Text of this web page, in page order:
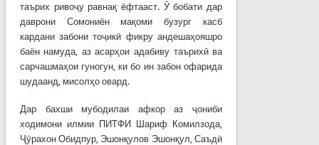
таърих ривоҷу равнақ ёфтааст. Ӯ бобати дар
даврони Сомониён мақоми бузург касб
кардани забони тоҷикӣ фикру андешаҳояшро
баён намуда, аз асарҳои адабиву таърихӣ ва
сарчашмаҳои гуногун, ки бо ин забон офарида
шудаанд, мисолҳо овард.
Дар бахши мубодилаи афкор аз ҷониби
ходимони илмии ПИТФИ Шариф Комилзода,
Ҷӯрахон Обидпур, Эшонқулов Эшонқул, Саъдӣ